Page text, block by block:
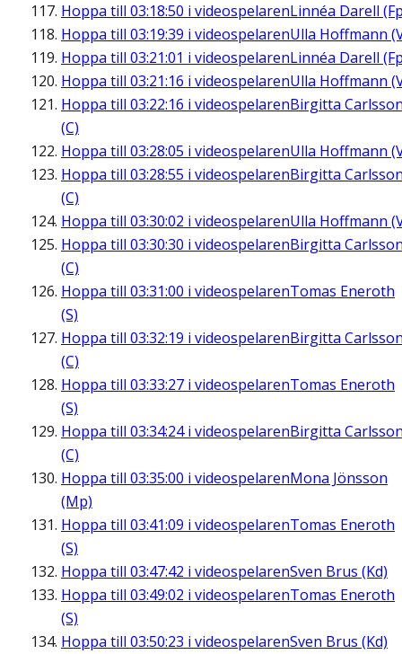
Hoppa till 03:18:50 i videospelarenLinnéa Darell
Hoppa till 03:19:39 i videospelarenUlla Hoffmann
Hoppa till 03:21:01 i videospelarenLinnéa Darell
Hoppa till 03:21:16 i videospelarenUlla Hoffmann
Hoppa till 03:22:16 i videospelarenBirgitta
(C)
Hoppa till 03:28:05 i videospelarenUlla Hoffmann
Hoppa till 03:28:55 i videospelarenBirgitta
(C)
Hoppa till 03:30:02 i videospelarenUlla Hoffmann
Hoppa till 03:30:30 i videospelarenBirgitta
(C)
Hoppa till 03:31:00 i videospelarenTomas Eneroth
(S)
Hoppa till 03:32:19 i videospelarenBirgitta
(C)
Hoppa till 03:33:27 i videospelarenTomas Eneroth
(S)
Hoppa till 03:34:24i videospelarenBirgitta
(C)
Hoppa till 03:35:00 i videospelarenMona Jönsson
(Mp)
Hoppa till 03:41:09 i videospelarenTomas Eneroth
(S)
Hoppa till 03:47:42 i videospelarenSven Brus (Kd)
Hoppa till 03:49:02 i videospelarenTomas Eneroth
(S)
Hoppa till 03:50:23 i videospelarenSven Brus (Kd)